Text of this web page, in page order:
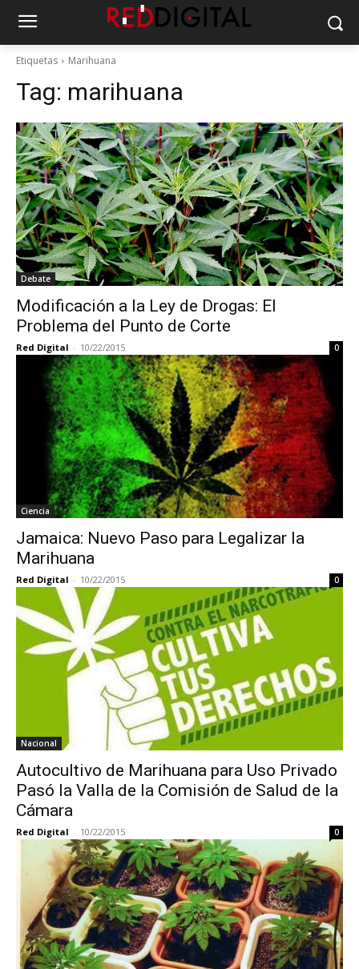
Etiquetas Marihuana
Tag: marihuana
Debate
Modificación a la Ley de Drogas: El
Problema del Punto de Corte
Red Digital - 10/22/2015 0
Ciencia
Jamaica: Nuevo Paso para Legalizar la
Marihuana
Red Digital - 10/22/2015 0
Nacional
Autocultivo de Marihuana para Uso Privado
Pasó la Valla de la Comisión de Salud de la
Cámara
Red Digital - 10/22/2015 0